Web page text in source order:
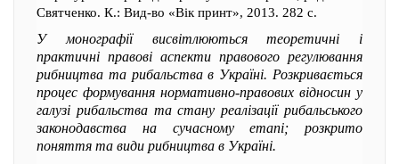
Святченко. К.: Вид-во «Вік принт», 2013. 282 с.
У монографії висвітлюються теоретичні і
практичні правові аспекти правового регулювання
рибництва та рибальства в Україні. Розкривається
процес формування нормативно-правових відносин у
галузі рибальства та стану реалізації рибальського
законодавства на сучасному етапі; розкрито
поняття та види рибництва в Україні.